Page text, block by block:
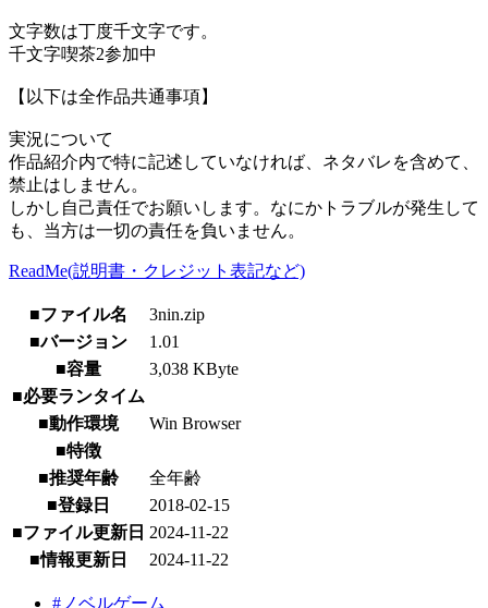
文字数は丁度千文字です。
千文字喫茶2参加中
【以下は全作品共通事項】
実況について
作品紹介内で特に記述していなければ、ネタバレを含めて、
禁止はしません。
しかし自己責任でお願いします。なにかトラブルが発生して
も、当方は一切の責任を負いません。
ReadMe(説明書・クレジット表記など)
■ファイル名
3nin.zip
■バージョン
1.01
■容量
3,038 KByte
■必要ランタイム
■動作環境
Win Browser
■特徴
■推奨年齢
全年齢
■登録日
2018-02-15
■ファイル更新日 2024-11-22
■情報更新日
2024-11-22
#ノベルゲーム